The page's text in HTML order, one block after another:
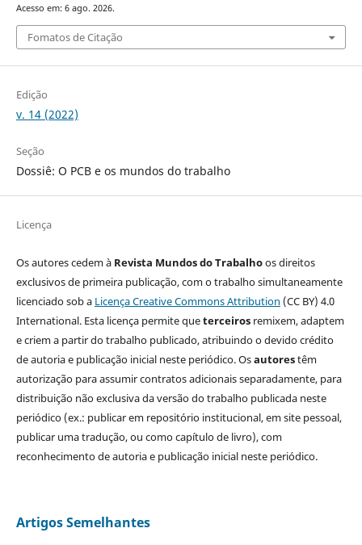
Acesso em: 6 ago. 2026.
Fomatos de Citação
Edição
v. 14 (2022)
Seção
Dossiê: O PCB e os mundos do trabalho
Licença
Os autores cedem à Revista Mundos do Trabalhoos direitos
exclusivos de primeira publicação, com o trabalho simultaneamente
licenciado sob a Licença Creative Commons Attribution (CC BY) 4.0
International. Esta licença permite queterceirosremixem, adaptem
e criem a partir do trabalho publicado, atribuindo o devido crédito
de autoria e publicação inicial neste periódico. Osautorestêm
autorização para assumir contratos adicionais separadamente, para
distribuição não exclusiva da versão do trabalho publicada neste
periódico (ex.: publicar em repositório institucional, em site pessoal,
publicar uma tradução, ou como capítulo de livro), com
reconhecimento de autoria e publicação inicial neste periódico.
Artigos Semelhantes